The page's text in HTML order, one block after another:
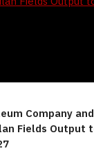
Company
Fields Output